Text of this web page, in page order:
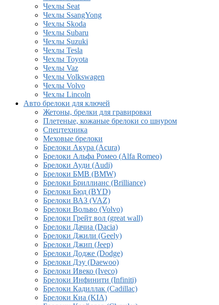
Чехлы Seat
Чехлы SsangYong
Чехлы Skoda
Чехлы Subaru
Чехлы Suzuki
Чехлы Tesla
Чехлы Toyota
Чехлы Vaz
Чехлы Volkswagen
Чехлы Volvo
Чехлы Lincoln
Авто брелоки для ключей
Жетоны, брелки для гравировки
Плетеные, кожаные брелоки со шнуром
Спецтехника
Меховые брелоки
Брелоки Акура (Acura)
Брелоки Альфа Ромео (Alfa Romeo)
Брелоки Ауди (Audi)
Брелоки БМВ (BMW)
Брелоки Бриллианс (Brilliance)
Брелоки Бюд (BYD)
Брелоки ВАЗ (VAZ)
Брелоки Вольво (Volvo)
Брелоки Грейт вол (great wall)
Брелоки Дачиа (Dacia)
Брелоки Джили (Geely)
Брелоки Джип (Jeep)
Брелоки Додже (Dodge)
Брелоки Дэу (Daewoo)
Брелоки Ивеко (Iveco)
Брелоки Инфинити (Infiniti)
Брелоки Кадиллак (Cadillac)
Брелоки Киа (KIA)